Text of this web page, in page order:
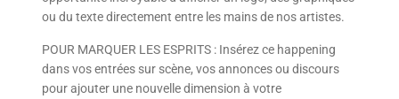
ou du texte directement entre les mains de nos artistes.
POUR MARQUER LES ESPRITS : Insérez ce happening
dans vos entrées sur scène, vos annonces ou discours
pour ajouter une nouvelle dimension à votre